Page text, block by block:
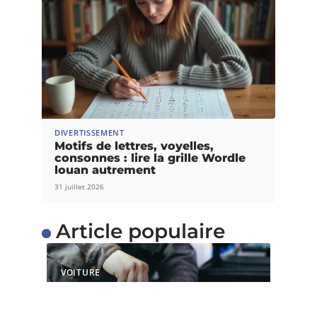
DIVERTISSEMENT
Motifs de lettres, voyelles,
consonnes : lire la grille Wordle
louan autrement
31 juillet 2026
Article populaire
VOITURE